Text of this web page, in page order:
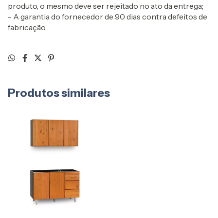
produto, o mesmo deve ser rejeitado no ato da entrega;
- A garantia do fornecedor de 90 dias contra defeitos de
fabricação.
Produtos similares